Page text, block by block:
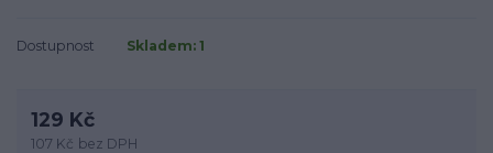
Dostupnost Skladem: 1
129 Kč
107 Kč bez DPH